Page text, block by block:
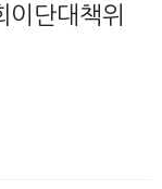
단대책위